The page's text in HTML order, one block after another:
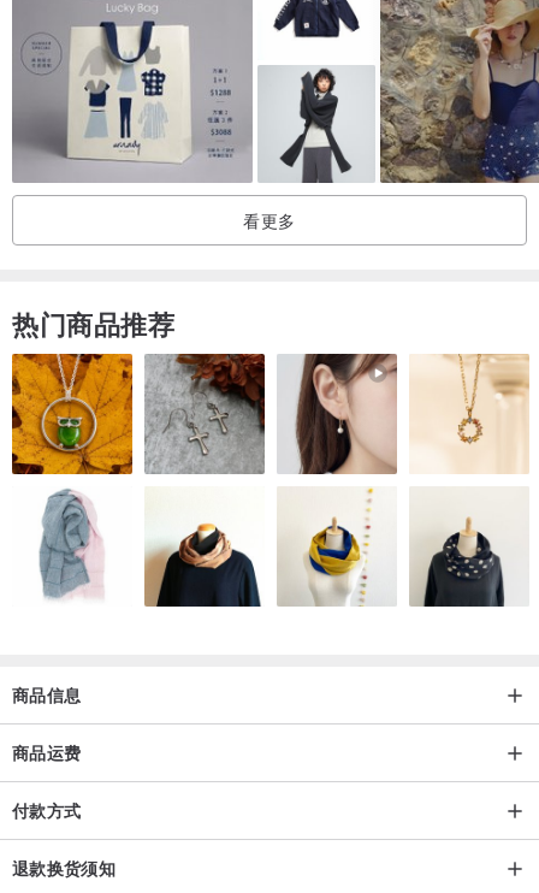
【 和服、浴衣的洗涤方法】
1. 折叠和服、浴衣
2.建议手洗或将和服放入洗衣网中以干洗模式弱漂洗
3.我们建议在最弱设置下进行大约 1 分钟的脱水。
4.不要使用烘干机，应在通风良好的地方晾干
※由于材料的特性，颜色可能会褪色。因此，建议与其他物品分开洗
涤。
【如何保养腰封】
腰封不能用洗衣机洗，它会失去它的形状并收缩，
每次穿上后，将腰封完全晾干很重要！
【注意】
看更多
热门商品推荐
商品信息
商品运费
付款方式
退款换货须知